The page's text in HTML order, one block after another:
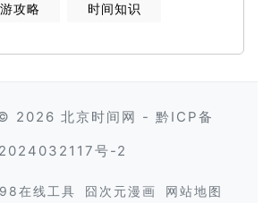
攻略 时间知识
2026 北京时间网 - 黔ICP备
2024032117号-2
在线工具 囧次元漫画 网站地图